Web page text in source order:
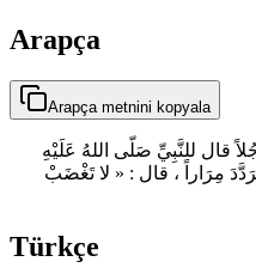
Arapça
Arapça metnini kopyala
قال للنَّبِيِّ صَلّى اللهُ عَلَيْهِ
مِرَاراً ، قال : « لا تَغْضَبْ
Türkçe